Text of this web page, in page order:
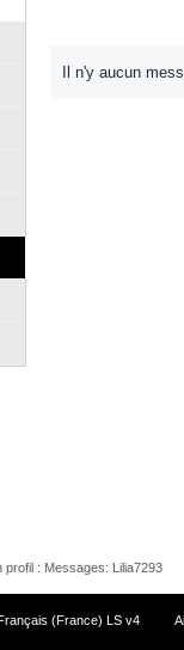
Il n'y aucun
profil : Messages: Lilia7293
(France) LS v4